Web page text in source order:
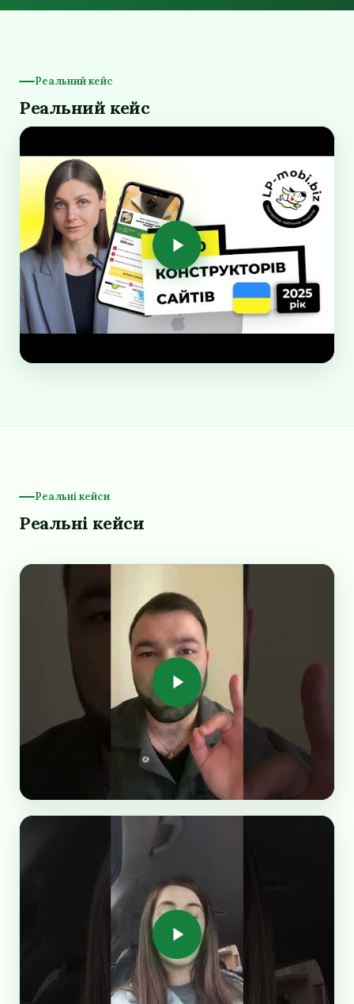
Реальний кейс
Реальний кейс
Реальні кейси
Реальні кейси